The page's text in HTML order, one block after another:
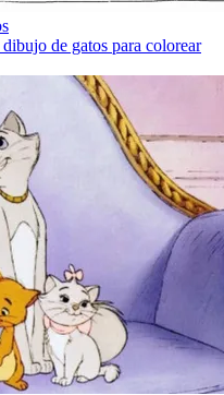
de gatos para colorear